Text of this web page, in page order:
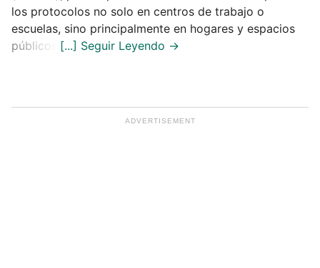
los protocolos no solo en centros de trabajo o
escuelas, sino principalmente en hogares y espacios
públicos.